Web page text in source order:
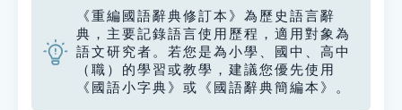
《重編國語辭典修訂本》為歷史語言辭
典，主要記錄語言使用歷程，適用對象為
語文研究者。若您是為小學、國中、高中
（職）的學習或教學，建議您優先使用
《國語小字典》或《國語辭典簡編本》。